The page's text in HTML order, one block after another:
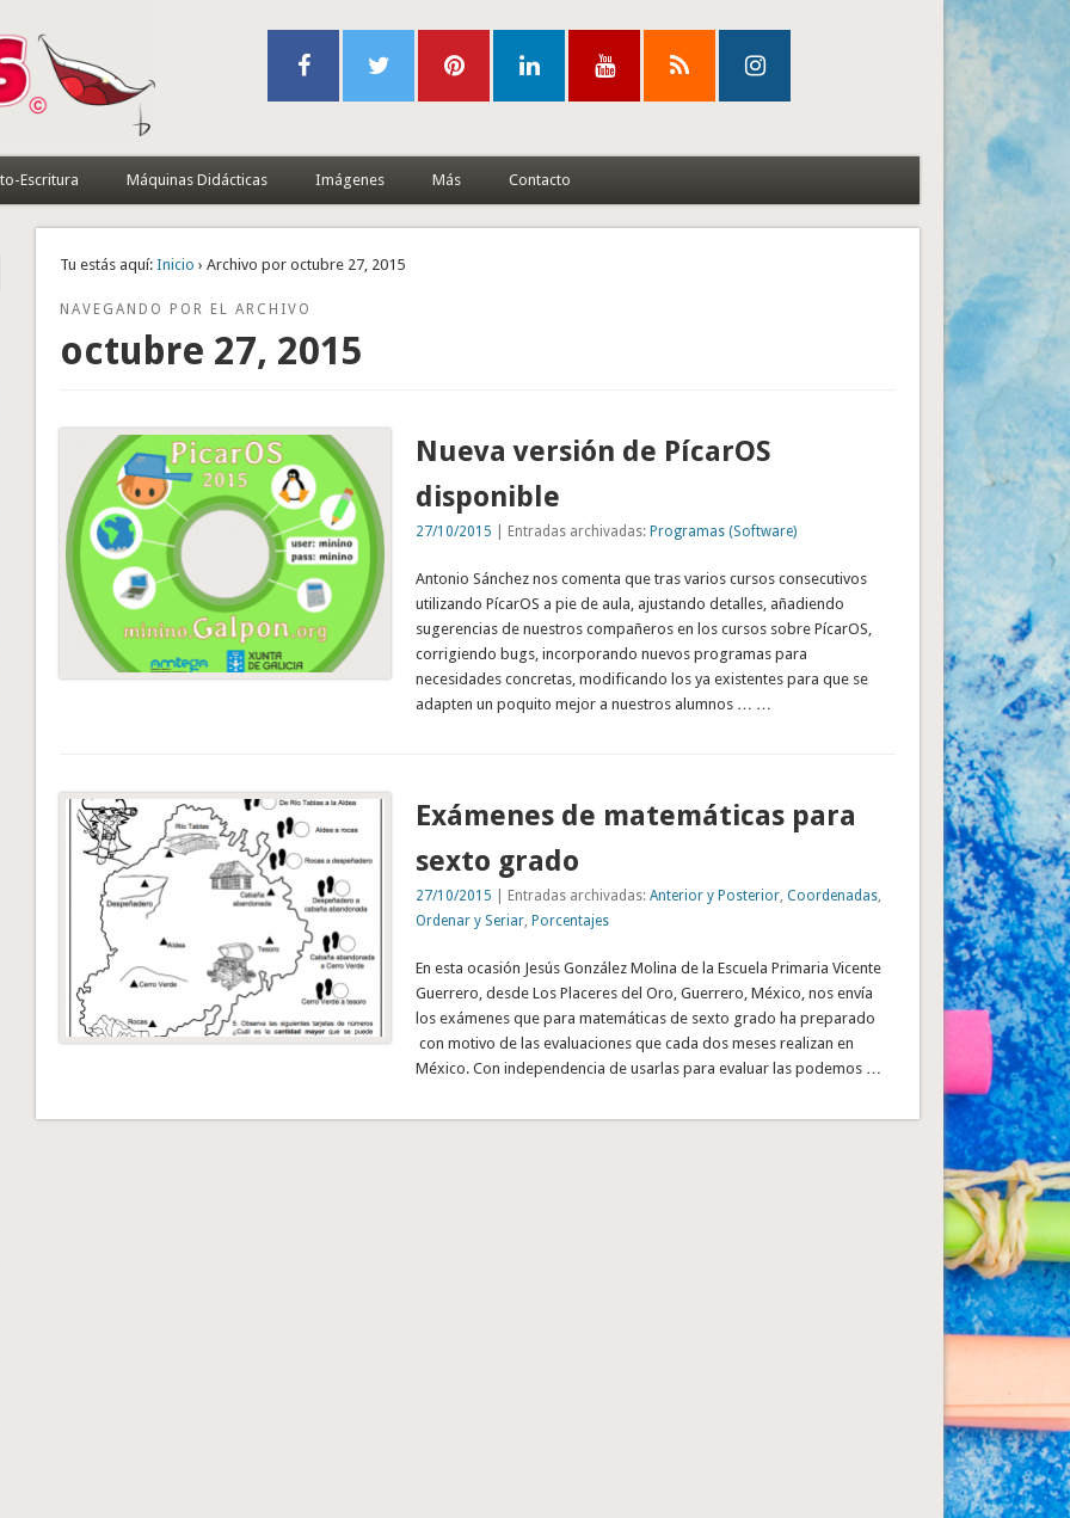
Escritura Máquinas Didácticas Imágenes Más Contacto
Tu estás aquí: Inicio › Archivo por octubre 27, 2015
NAVEGANDO POR EL ARCHIVO
octubre 27, 2015
Nueva versión de PícarOS
disponible
27/10/2015 | Entradas archivadas: Programas (Software)
Antonio Sánchez nos comenta que tras varios cursos consecutivos
utilizando PícarOS a pie de aula, ajustando detalles, añadiendo
sugerencias de nuestros compañeros en los cursos sobre PícarOS,
corrigiendo bugs, incorporando nuevos programas para
necesidades concretas, modificando los ya existentes para que se
adapten un poquito mejor a nuestros alumnos … …
Exámenes de matemáticas para
sexto grado
27/10/2015 | Entradas archivadas: Anterior y Posterior, Coordenadas,
Ordenar y Seriar, Porcentajes
En esta ocasión Jesús González Molina de la Escuela Primaria Vicente
Guerrero, desde Los Placeres del Oro, Guerrero, México, nos envía
los exámenes que para matemáticas de sexto grado ha preparado
con motivo de las evaluaciones que cada dos meses realizan en
México. Con independencia de usarlas para evaluar las podemos …